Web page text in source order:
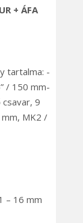
+ ÁFA
tartalma: -
/ 150 mm-
9
MK2 /
– 16 mm